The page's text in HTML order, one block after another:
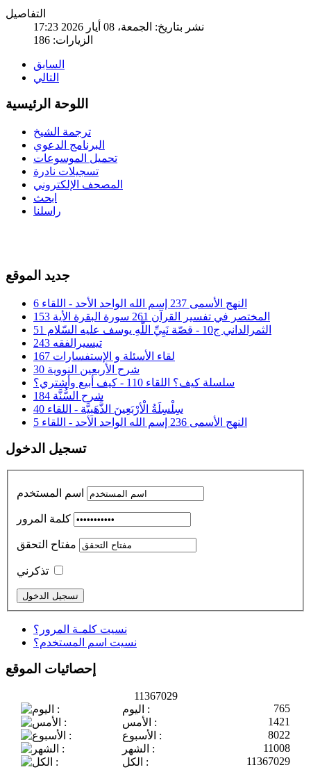
التفاصيل
نشر بتاريخ: الجمعة، 08 أيار 2026 17:23
الزيارات: 186
السابق
التالي
اللوحة الرئيسية
ترجمة الشيخ
البرنامج الدعوي
تحميل الموسوعات
تسجيلات نادرة
المصحف الإلكتروني
ابحث
راسلنا
جديد الموقع
النهج الأسمى 237 إسم الله الواحد الأحد - اللقاء 6
المختصر في تفسير القرآن 261 سورة البقرة الأية 153
الثمرالداني ج10 - قصّة نَبِيِّ اللَّهِ يوسف عليه السّلام 51
تيسيرالفقه 243
لقاء الأسئلة و الإستفسارات 167
شرح الأربعين النووية 30
سلسلة كيف؟ اللقاء 110 - كيف أبيع وأشتري؟
شرح السُّنَّة 184
سِلْسِلَةُ الْأرْبَعِينَ الذَّهَبِيَّة - اللقاء 40
النهج الأسمى 236 إسم الله الواحد الأحد - اللقاء 5
تسجيل الدخول
اسم المستخدم
كلمة المرور
مفتاح التحقق
تذكرني
نسيت كلمـة المرور؟
نسيت اسم المستخدم؟
إحصائيات الموقع
11367029
اليوم :
765
الأمس :
1421
الأسبوع :
8022
الشهر :
11008
الكل :
11367029